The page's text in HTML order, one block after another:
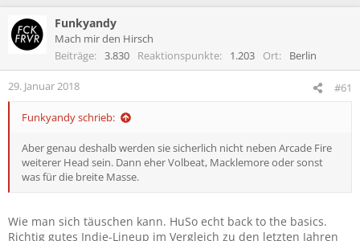
r
a
m
Funkyandy
Mach mir den Hirsch
Beiträge
3.830 Reaktionspunkte 1.203 Ort Berlin
29. Januar 2018 #61
Funkyandy schrieb:
Aber genau deshalb werden sie sicherlich nicht neben Arcade Fire
weiterer Head sein. Dann eher Volbeat, Macklemore oder sonst
was für die breite Masse.
Wie man sich täuschen kann. HuSo echt back to the basics.
Richtig gutes Indie-Lineup im Vergleich zu den letzten Jahren